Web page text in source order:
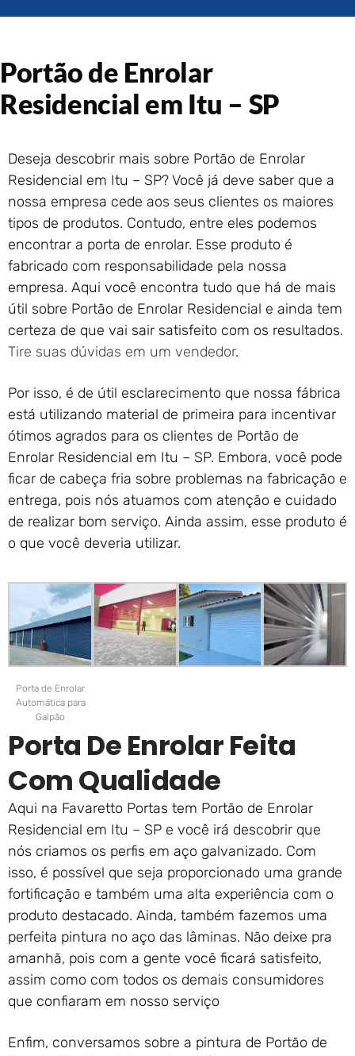
Portão de Garagem de
Enrolar em Queimados – RJ
Portão de Garagem de
Enrolar em Paraty – RJ
Portão de Garagem de
Enrolar em Nova Iguaçu – RJ
Portão de Garagem de
Enrolar em Nova Friburgo –
RJ
Portão de Enrolar
Residencial em Itu – SP
Deseja descobrir mais sobre Portão de Enrolar
Residencial em Itu – SP? Você já deve saber que a
nossa empresa cede aos seus clientes os maiores
tipos de produtos. Contudo, entre eles podemos
encontrar a porta de enrolar. Esse produto é
fabricado com responsabilidade pela nossa
empresa. Aqui você encontra tudo que há de mais
útil sobre Portão de Enrolar Residencial e ainda tem
certeza de que vai sair satisfeito com os resultados.
Tire suas dúvidas em um vendedor.
Por isso, é de útil esclarecimento que nossa fábrica
está utilizando material de primeira para incentivar
ótimos agrados para os clientes de Portão de
Enrolar Residencial em Itu – SP. Embora, você pode
ficar de cabeça fria sobre problemas na fabricação e
entrega, pois nós atuamos com atenção e cuidado
de realizar bom serviço. Ainda assim, esse produto é
o que você deveria utilizar.
Porta de Enrolar
Automática para
Galpão
Porta De Enrolar Feita
Com Qualidade
Aqui na Favaretto Portas tem Portão de Enrolar
Residencial em Itu – SP e você irá descobrir que
nós criamos os perfis em aço galvanizado. Com
isso, é possível que seja proporcionado uma grande
fortificação e também uma alta experiência com o
produto destacado. Ainda, também fazemos uma
perfeita pintura no aço das lâminas. Não deixe pra
amanhã, pois com a gente você ficará satisfeito,
assim como com todos os demais consumidores
que confiaram em nosso serviço
Enfim, conversamos sobre a pintura de Portão de